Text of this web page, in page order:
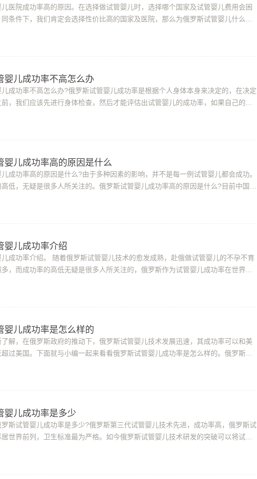
医院成功率高的原因。在选择做试管婴儿时，选择哪个国家及试管婴儿费用会困
条件下，我们肯定会选择性价比高的国家及医院，那么为俄罗斯试管婴儿什么众
婴儿成功率不高怎么办
成功率不高怎么办?俄罗斯试管婴儿成功率是根据个人身体本身来决定的，在决定
，我们应该先进行身体检查，然后才能评估出试管婴儿的成功率，如果自己的俄
婴儿成功率高的原因是什么
成功率高的原因是什么?由于多种因素的影响，并不是每一例试管婴儿都会成功。
低，无疑是很多人所关注的。俄罗斯试管婴儿成功率高的原因是什么?目前中国和
婴儿成功率介绍
成功率介绍。 随着俄罗斯试管婴儿技术的愈发成熟，赴俄做试管婴儿的不孕不育
，而成功率的高低无疑是很多人所关注的，俄罗斯作为试管婴儿成功率在世界前
婴儿成功率是怎么样的
解，在俄罗斯政府的推动下，俄罗斯试管婴儿技术发展迅速，其成功率可以和美
过美国。下面就与小编一起来看看俄罗斯试管婴儿成功率是怎么样的。俄罗斯试
婴儿成功率是多少
斯试管婴儿成功率是多少?俄罗斯第三代试管婴儿技术先进，成功率高，俄罗斯试
世界前列，卫生标准最为严格。如今俄罗斯试管婴儿技术研发的突破可以将试管